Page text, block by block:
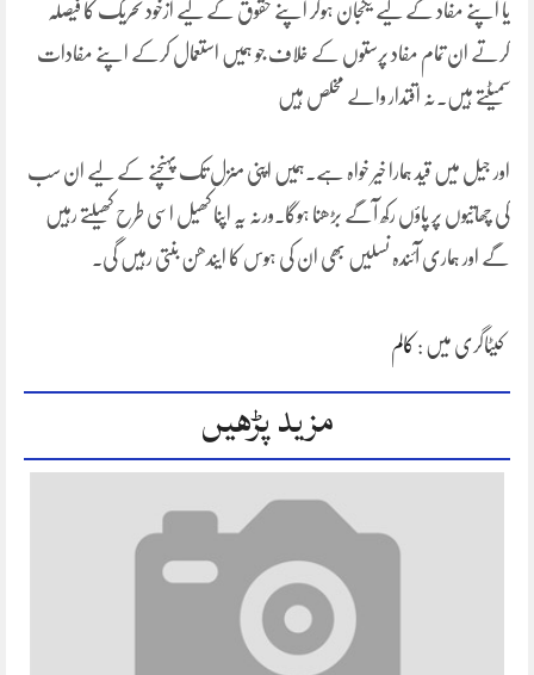
یا اپنے مفاد کے لیے یکجان ہوکر اپنے حقوق کے لیے ازخود تحریک کا فیصلہ
کرتے ان تمام مفاد پرستوں کے خلاف جو ہمیں استعمال کرکے اپنے مفادات
سمیٹتے ہیں۔نہ اقتدار والے مخلص ہیں
اور جیل میں قید ہمارا خیر خواہ ہے۔ہمیں اپنی منزل تک پہنچنے کے لیے ان سب
کی چھاتیوں پر پاؤں رکھ آگے بڑھنا ہوگا۔ورنہ یہ اپنا کھیل اسی طرح کھیلتے رہیں
گے اور ہماری آئندہ نسلیں بھی ان کی ہوس کا ایندھن بنتی رہیں گی۔
کیٹاگری میں : کالم
مزید پڑھیں